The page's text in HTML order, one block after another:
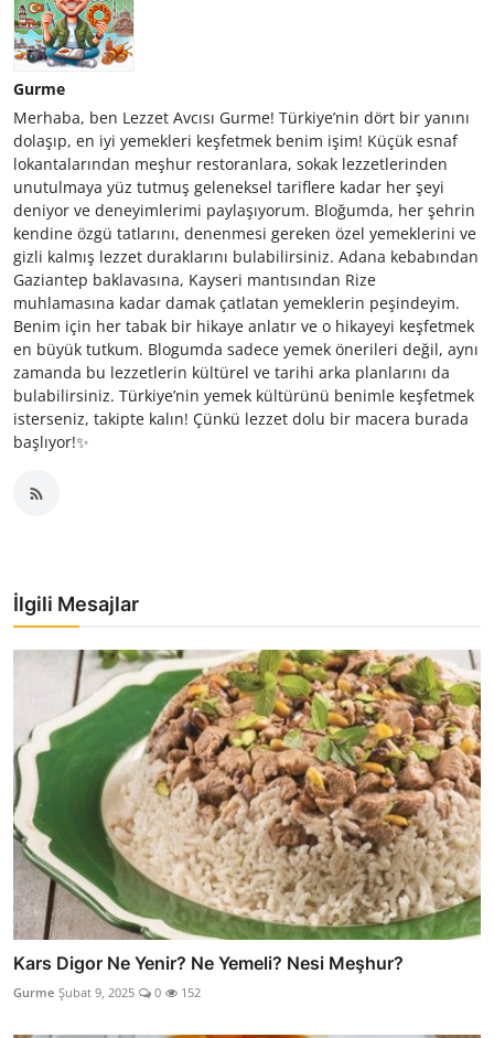
Gurme
Merhaba, ben Lezzet Avcısı Gurme! Türkiye’nin dört bir yanını
dolaşıp, en iyi yemekleri keşfetmek benim işim! Küçük esnaf
lokantalarından meşhur restoranlara, sokak lezzetlerinden
unutulmaya yüz tutmuş geleneksel tariflere kadar her şeyi
deniyor ve deneyimlerimi paylaşıyorum. Bloğumda, her şehrin
kendine özgü tatlarını, denenmesi gereken özel yemeklerini ve
gizli kalmış lezzet duraklarını bulabilirsiniz. Adana kebabından
Gaziantep baklavasına, Kayseri mantısından Rize
muhlamasına kadar damak çatlatan yemeklerin peşindeyim.
Benim için her tabak bir hikaye anlatır ve o hikayeyi keşfetmek
en büyük tutkum. Blogumda sadece yemek önerileri değil, aynı
zamanda bu lezzetlerin kültürel ve tarihi arka planlarını da
bulabilirsiniz. Türkiye’nin yemek kültürünü benimle keşfetmek
isterseniz, takipte kalın! Çünkü lezzet dolu bir macera burada
başlıyor!✨
İlgili Mesajlar
Kars Digor Ne Yenir? Ne Yemeli? Nesi Meşhur?
Gurme Şubat 9, 2025 0 152